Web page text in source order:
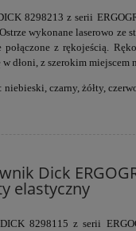
8298213 z serii
wykonane laserowo ze
z rękojeścią.
dłoni, z szerokim miejscem
czarny, żółty,
Dick
elastyczny
8298115 z serii